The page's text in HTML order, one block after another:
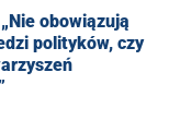
obowiązują
polityków, czy